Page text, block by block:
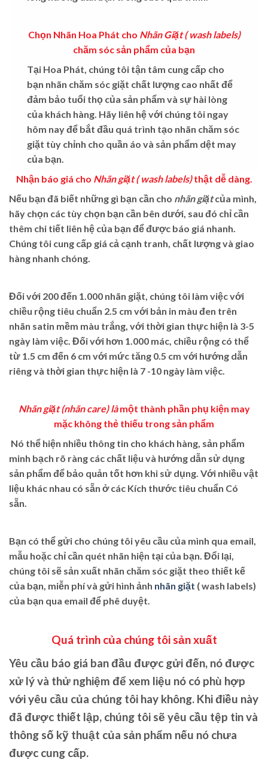
Chọn Nhãn Hoa Phát cho Nhãn Giặt ( wash labels)
chăm sóc sản phẩm của bạn
Tại Hoa Phát, chúng tôi tận tâm cung cấp cho
bạn nhãn chăm sóc giặt chất lượng cao nhất để
đảm bảo tuổi thọ của sản phẩm và sự hài lòng
của khách hàng. Hãy liên hệ với chúng tôi ngay
hôm nay để bắt đầu quá trình tạo nhãn chăm sóc
giặt tùy chỉnh cho quần áo và sản phẩm dệt may
của bạn.
Nhận báo giá cho Nhãn giặt ( wash labels)thật dễ dàng.
Nếu bạn đã biết những gì bạn cần cho nhãn giặt của mình,
hãy chọn các tùy chọn bạn cần bên dưới, sau đó chỉ cần
thêm chi tiết liên hệ của bạn để được báo giá nhanh.
Chúng tôi cung cấp giá cả cạnh tranh, chất lượng và giao
hàng nhanh chóng.
Đối với 200 đến 1.000 nhãn giặt, chúng tôi làm việc với
chiều rộng tiêu chuẩn 2.5 cm với bản in màu đen trên
nhãn satin mềm màu trắng, với thời gian thực hiện là 3-5
ngày làm việc. Đối với hơn 1.000 mác, chiều rộng có thể
từ 1.5 cm đến 6 cm với mức tăng 0.5 cm với hướng dẫn
riêng và thời gian thực hiện là 7 -10 ngày làm việc.
Nhãn giặt (nhãn care)làmột thành phần phụ kiện may
mặc không thẻ thiếu trong sản phẩm
Nó thể hiện nhiều thông tin cho khách hàng, sản phẩm
minh bạch rõ ràng các chất liệu và hướng dẫn sử dụng
sản phẩm để bảo quản tốt hơn khi sử dụng. Với nhiều vật
liệu khác nhau có sẵn ở các Kích thước tiêu chuẩn Có
sẵn.
Bạn có thể gửi cho chúng tôi yêu cầu của mình qua email,
mẫu hoặc chỉ cần quét nhãn hiện tại của bạn. Đổi lại,
chúng tôi sẽ sản xuất nhãn chăm sóc giặt theo thiết kế
của bạn, miễn phí và gửi hình ảnh nhãn giặt ( wash labels)
của bạn qua email để phê duyệt.
Quá trình của chúng tôi sản xuất
Yêu cầu báo giá ban đầu được gửi đến, nó được
xử lý và thử nghiệm để xem liệu nó có phù hợp
với yêu cầu của chúng tôi hay không. Khi điều này
đã được thiết lập, chúng tôi sẽ yêu cầu tệp tin và
thông số kỹ thuật của sản phẩm nếu nó chưa
được cung cấp.